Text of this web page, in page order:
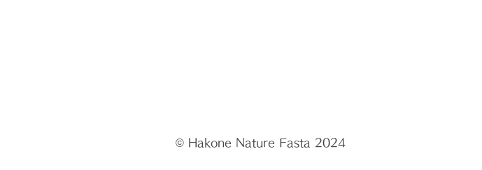
© Hakone Nature Fasta 2024